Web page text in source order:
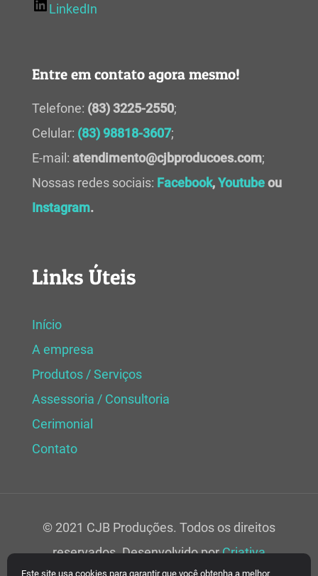
Este site usa cookies para garantir que você obtenha a melhor
LinkedIn
Entre em contato agora mesmo!
Telefone: (83) 3225-2550;
Celular: (83) 98818-3607;
E-mail: atendimento@cjbproducoes.com;
Nossas redes sociais: Facebook,Youtubeou
Instagram.
Links Úteis
Início
A empresa
Produtos / Serviços
Assessoria / Consultoria
Cerimonial
Contato
© 2021 CJB Produções. Todos os direitos
reservados. Desenvolvido porCriativa